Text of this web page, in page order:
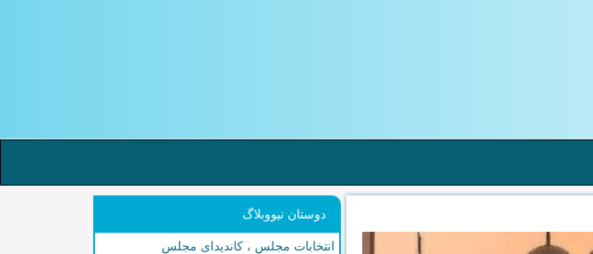
دوستان نیووبلاگ
انتخابات مجلس ، کاندیدای مجلس